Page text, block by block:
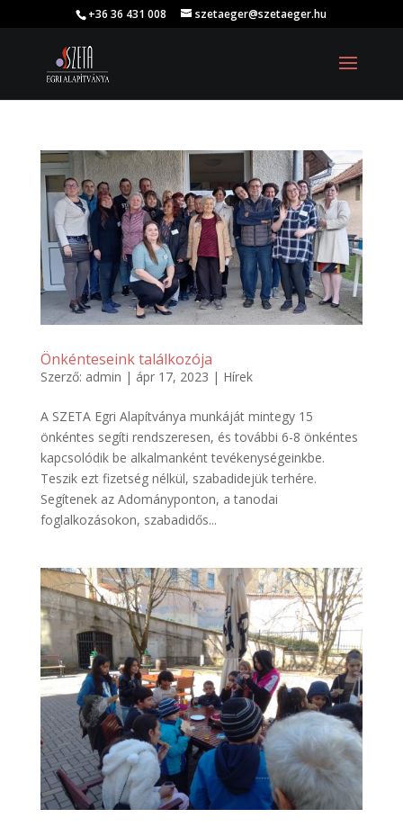
+36 36 431 008 szetaeger@szetaeger.hu
Önkénteseink találkozója
Szerző: admin | ápr 17, 2023 | Hírek
A SZETA Egri Alapítványa munkáját mintegy 15
önkéntes segíti rendszeresen, és további 6-8 önkéntes
kapcsolódik be alkalmanként tevékenységeinkbe.
Teszik ezt fizetség nélkül, szabadidejük terhére.
Segítenek az Adományponton, a tanodai
foglalkozásokon, szabadidős...